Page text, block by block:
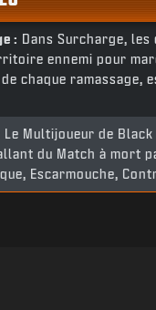
: Dans Surcharge,
ennemi pour
chaque
Le Multijoueur de
du Match à mort
Escarmouche,